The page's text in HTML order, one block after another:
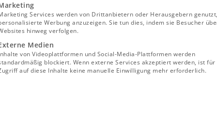
Services werden von Drittanbietern oder Herausgebern
Werbung anzuzeigen. Sie tun dies, indem sie Besucher
hinweg verfolgen.
Medien
von Videoplattformen und Social-Media-Plattformen werden
blockiert. Wenn externe Services akzeptiert werden, ist für
auf diese Inhalte keine manuelle Einwilligung mehr erforderlich.